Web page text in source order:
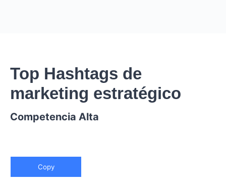
Top Hashtags de
marketing estratégico
Competencia Alta
Copy